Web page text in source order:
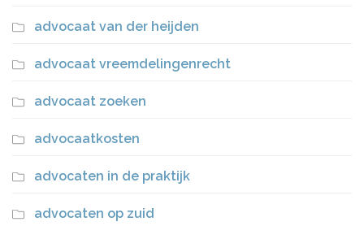
advocaat van der heijden
advocaat vreemdelingenrecht
advocaat zoeken
advocaatkosten
advocaten in de praktijk
advocaten op zuid